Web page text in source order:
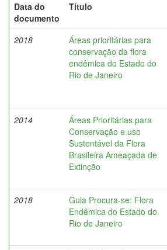
Data do
documento
Título
2018
Áreas prioritárias para
conservação da flora
endêmica do Estado do
Rio de Janeiro
2014
Áreas Prioritárias para
Conservação e uso
Sustentável da Flora
Brasileira Ameaçada de
Extinção
2018
Guia Procura-se: Flora
Endêmica do Estado do
Rio de Janeiro